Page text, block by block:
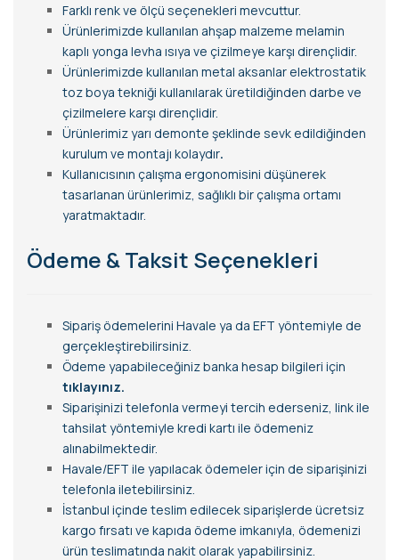
Farklı renk ve ölçü seçenekleri mevcuttur.
Ürünlerimizde kullanılan ahşap malzeme melamin
kaplı yonga levha ısıya ve çizilmeye karşı dirençlidir.
Ürünlerimizde kullanılan metal aksanlar elektrostatik
toz boya tekniği kullanılarak üretildiğinden darbe ve
çizilmelere karşı dirençlidir.
Ürünlerimiz yarı demonte şeklinde sevk edildiğinden
kurulum ve montajı kolaydır.
Kullanıcısının çalışma ergonomisini düşünerek
tasarlanan ürünlerimiz, sağlıklı bir çalışma ortamı
yaratmaktadır.
Ödeme & Taksit Seçenekleri
Sipariş ödemelerini Havale ya da EFT yöntemiyle de
gerçekleştirebilirsiniz.
Ödeme yapabileceğiniz banka hesap bilgileri için
tıklayınız.
Siparişinizi telefonla vermeyi tercih ederseniz, link ile
tahsilat yöntemiyle kredi kartı ile ödemeniz
alınabilmektedir.
Havale/EFT ile yapılacak ödemeler için de siparişinizi
telefonla iletebilirsiniz.
İstanbul içinde teslim edilecek siparişlerde ücretsiz
kargo fırsatı ve kapıda ödeme imkanıyla, ödemenizi
ürün teslimatında nakit olarak yapabilirsiniz.